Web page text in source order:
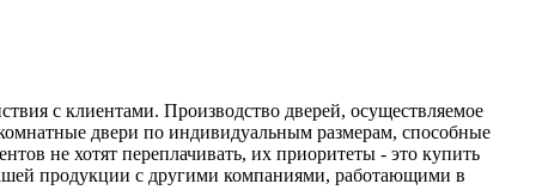
с клиентами. Производство дверей, осуществляемое
двери по индивидуальным размерам, способные
не хотят переплачивать, их приоритеты - это купить
продукции с другими компаниями, работающими в